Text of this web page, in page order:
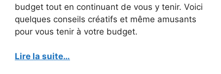
budget tout en continuant de vous y tenir. Voici
quelques conseils créatifs et même amusants
pour vous tenir à votre budget.
Lire la suite…